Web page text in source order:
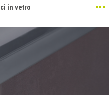
in vetro